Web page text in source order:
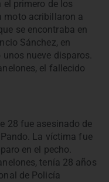
el primero de los
moto acribillaron a
se encontraba en
Sánchez, en
nueve disparos.
el fallecido
28 fue asesinado de
La víctima fue
en el pecho.
tenía 28 años
de Policía